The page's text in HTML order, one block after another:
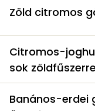
Zöld citromos
Citromos-
sok
Banános-erdei